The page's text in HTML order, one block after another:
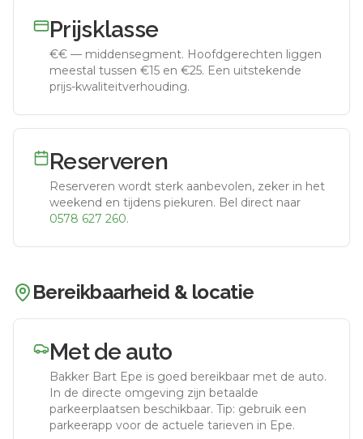
Prijsklasse
€€ — middensegment. Hoofdgerechten liggen
meestal tussen €15 en €25. Een uitstekende
prijs-kwaliteitverhouding.
Reserveren
Reserveren wordt sterk aanbevolen, zeker in het
weekend en tijdens piekuren. Bel direct naar
0578 627 260.
Bereikbaarheid & locatie
Met de auto
Bakker Bart Epe is goed bereikbaar met de auto.
In de directe omgeving zijn betaalde
parkeerplaatsen beschikbaar. Tip: gebruik een
parkeerapp voor de actuele tarieven in Epe.